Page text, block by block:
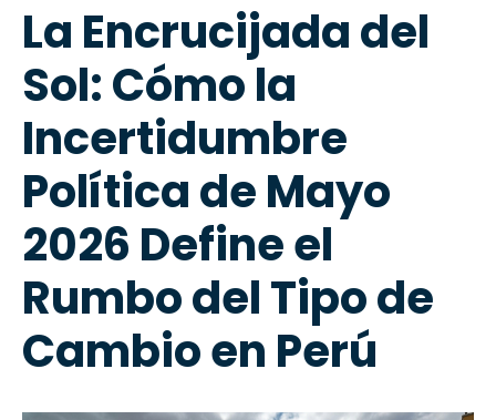
La Encrucijada del
Sol: Cómo la
Incertidumbre
Política de Mayo
2026 Define el
Rumbo del Tipo de
Cambio en Perú